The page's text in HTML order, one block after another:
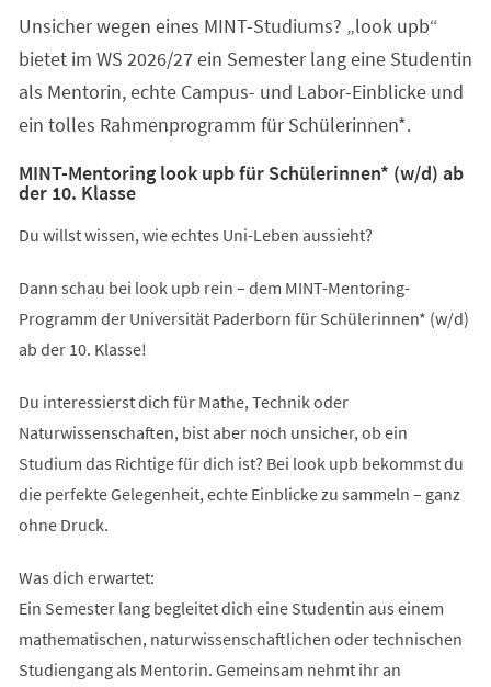
Unsicher wegen eines MINT-Studiums? „look upb“
bietet im WS 2026/27 ein Semester lang eine Studentin
als Mentorin, echte Campus- und Labor-Einblicke und
ein tolles Rahmenprogramm für Schülerinnen*.
MINT-Mentoring look upb für Schülerinnen* (w/d) ab
der 10. Klasse
Du willst wissen, wie echtes Uni-Leben aussieht?
Dann schau bei look upb rein – dem MINT-Mentoring-
Programm der Universität Paderborn für Schülerinnen* (w/d)
ab der 10. Klasse!
Du interessierst dich für Mathe, Technik oder
Naturwissenschaften, bist aber noch unsicher, ob ein
Studium das Richtige für dich ist? Bei look upb bekommst du
die perfekte Gelegenheit, echte Einblicke zu sammeln – ganz
ohne Druck.
Was dich erwartet:
Ein Semester lang begleitet dich eine Studentin aus einem
mathematischen, naturwissenschaftlichen oder technischen
Studiengang als Mentorin. Gemeinsam nehmt ihr an